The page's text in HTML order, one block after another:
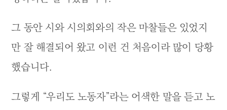
그 동안 시와 시의회와의 작은 마찰들은 있었지
만 잘 해결되어 왔고 이런 건 처음이라 많이 당황
했습니다.
그렇게 “우리도 노동자”라는 어색한 말을 듣고 노